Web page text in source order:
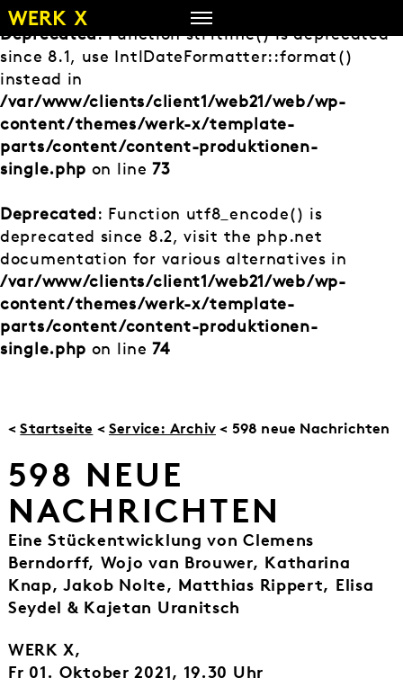
Zum
Inhalt
springen
Deprecated: Function strftime() is deprecated
since 8.1, use IntlDateFormatter::format()
instead in
/var/www/clients/client1/web21/web/wp-
content/themes/werk-x/template-
parts/content/content-produktionen-
single.php on line73
Deprecated: Function utf8_encode() is
deprecated since 8.2, visit the php.net
documentation for various alternatives in
/var/www/clients/client1/web21/web/wp-
content/themes/werk-x/template-
parts/content/content-produktionen-
single.php on line74
<Startseite < Service: Archiv< 598 neue Nachrichten
598 NEUE
NACHRICHTEN
Eine Stückentwicklung von Clemens
Berndorff, Wojo van Brouwer, Katharina
Knap, Jakob Nolte, Matthias Rippert, Elisa
Seydel & Kajetan Uranitsch
WERK X,
Fr 01. Oktober 2021, 19.30 Uhr